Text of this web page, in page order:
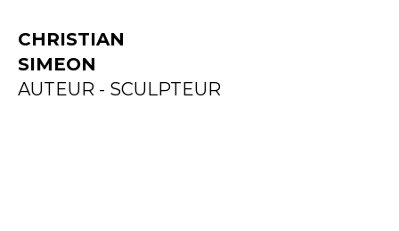
CHRISTIAN
SIMEON
AUTEUR - SCULPTEUR